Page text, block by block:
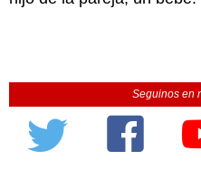
Seguinos en